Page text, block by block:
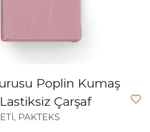
Poplin Kumaş
Çarşaf
PAKTEKS